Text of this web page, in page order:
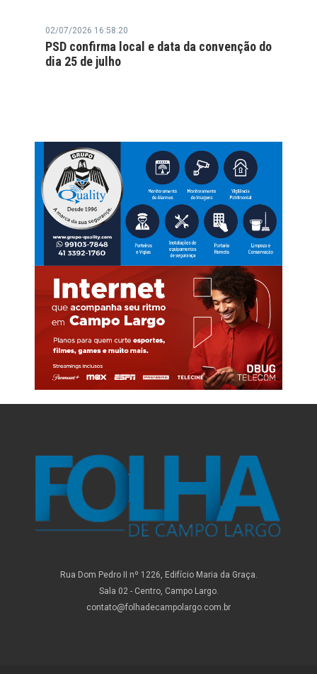
02/07/2026 16:58:20
PSD confirma local e data da convenção do
dia 25 de julho
Rua Dom Pedro II nº 1226, Edifício Maria da Graça.
Sala 02 - Centro, Campo Largo.
contato@folhadecampolargo.com.br